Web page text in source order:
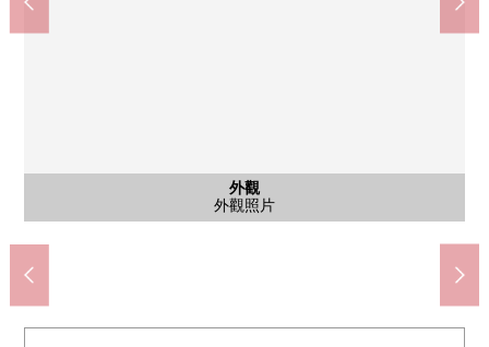
外觀
外觀照片
客廳
客廳飯廳
客廳
客廳飯廳
客廳
客廳飯廳
廚房
廚房
廚房
廚房
室內
西式房間
風景
來自陽台的風景
風景
來自房間的風景
洗臉
盥洗台
公共汽車
浴室
廁所
廁所
停車場
停車場
共有部分
腳踏車停放處
入口
入口
共有部分
郵件角、宅配保管櫃
共有部分
垃圾堆放處
陽台
陽台
共有部分
邸宅名牌
入口
入口
外觀
外觀照片
外觀
外觀照片
羽村市立小作台小學(約520m)
羽村市立羽村第一中學(約2100m)
ozamu末廣店(約650m)
全家便利店租種站前店(約40m)
doragguseimusu小作站東口店(約130m)
羽村小作台郵局(約370m)
光葉櫸樹兒童公園(約290m)